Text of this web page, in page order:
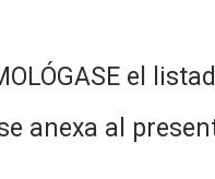
el
anexa al